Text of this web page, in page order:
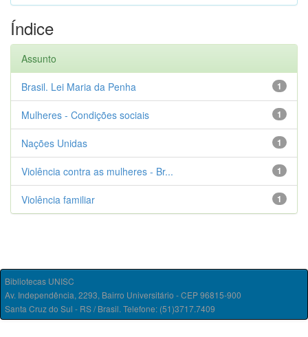
Índice
Assunto
1
Brasil. Lei Maria da Penha
1
Mulheres - Condições sociais
1
Nações Unidas
1
Violência contra as mulheres - Br...
1
Violência familiar
Bibliotecas UNISC
Av. Independência, 2293, Bairro Universitário - CEP 96815-900
Santa Cruz do Sul - RS / Brasil. Telefone: (51)3717.7409